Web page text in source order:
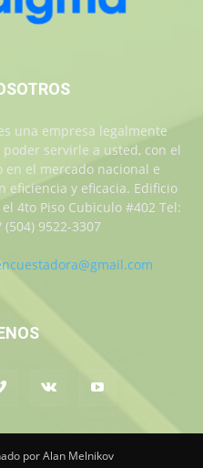
una empresa legalmente
servirle a usted, con el
el mercado nacional e
eficiencia y eficacia. Edificio
4to Piso Cubiculo #402 Tel:
9522-3307
por Alan Melnikov